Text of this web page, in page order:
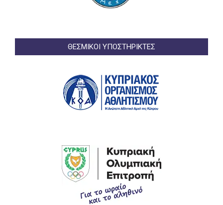
ΘΕΣΜΙΚΟΙ ΥΠΟΣΤΗΡΙΚΤΕΣ